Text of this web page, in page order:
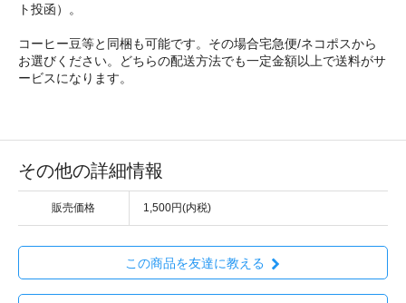
ト投函）。
コーヒー豆等と同梱も可能です。その場合宅急便/ネコポスから
お選びください。どちらの配送方法でも一定金額以上で送料がサ
ービスになります。
その他の詳細情報
販売価格 1,500円(内税)
この商品を友達に教える